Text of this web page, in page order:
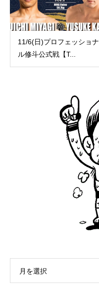
11/6(日)プロフェッショナ
ル修斗公式戦【T...
月を選択